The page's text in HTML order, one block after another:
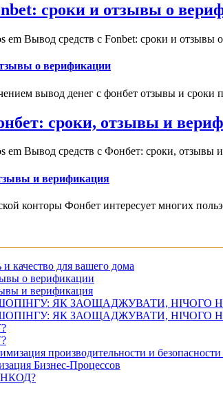
сроки и отзывы о
em Вывод средств с Fonbet: сроки и отзывы
о верификации
вывод денег с фонбет отзывы и
сроки, отзывы и
em Вывод средств с Фонбет: сроки, отзывы
и верификация
конторы Фонбет интересует многих
качество для вашего дома
о верификации
и верификация
ЯК ЗАОЩАДЖУВАТИ, НІЧОГО
ЯК ЗАОЩАДЖУВАТИ, НІЧОГО
производительности и безопасности
Бизнес-Процессов